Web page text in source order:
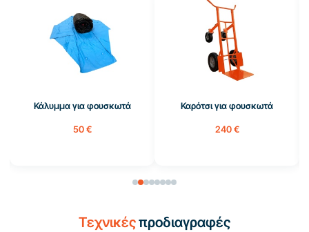
Κάλυμμα για φουσκωτά
50 €
Καρότσι για φουσκωτά
240 €
Τεχνικέςπροδιαγραφές